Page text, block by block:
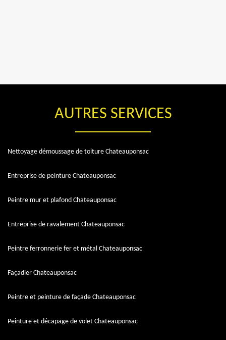
AUTRES SERVICES
Nettoyage démoussage de toiture Chateauponsac
Entreprise de peinture Chateauponsac
Peintre mur et plafond Chateauponsac
Entreprise de ravalement Chateauponsac
Peintre ferronnerie fer et métal Chateauponsac
Façadier Chateauponsac
Peintre et peinture de façade Chateauponsac
Peinture et décapage de volet Chateauponsac